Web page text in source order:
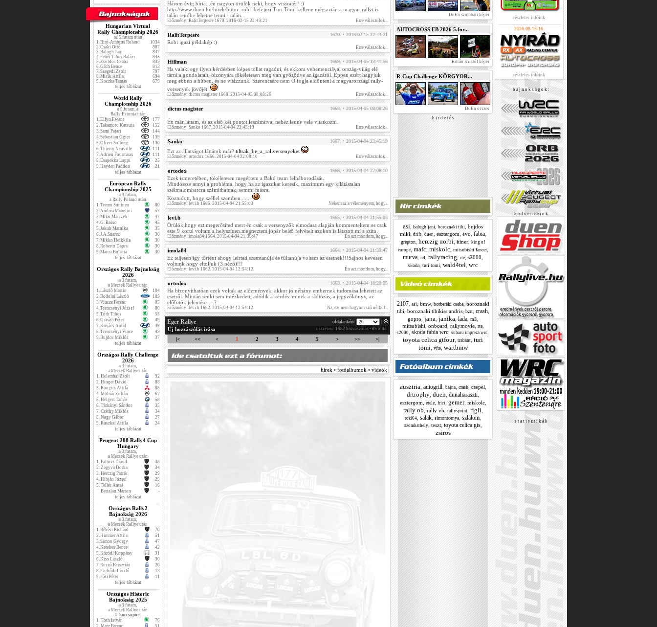
Hungarian Virtual
Rally Championship 2026
az 5.futam után
1.Biró-Ambrus Roland
1034
2.Csáki Ottó
887
3.Balogh Jani
847
4.Fehér Tibor Balázs
845
5.Zsoldos Csaba
832
6.Gách Bence
813
7.Szegedi Zsolt
797
8.Misik Attila
694
9.Koczka Tamás 679
teljes táblázat
World Rally
Championship 2026
a 9.futam, a
Rally Estonia után
1.Elfyn Ewans
177
2.Takamoto Katsuta
152
3.Sami Pajari
144
4.Sebastian Ogier
139
5.Oliver Solberg
130
6.Thierry Neuville
111
7.Adrien Fourmaux
111
8.Esapekka Lappi
25
9.Hayden Paddon 21
teljes táblázat
European Rally
Championship 2025
a 4.futam,
a Rally Poland után
1.Teemu Suninen
80
2.Andrea Mabelini
57
3.Miko Marczyk
47
4.G. Basso
45
5.Jakub Matulka
35
6.J.A.Suarez
30
7.Mikko Heikkila
30
8.Roberto Dapra
30
9.Marco Bulacia 30
teljes táblázat
Országos Rally Bajnokság
2026
a 3.futam,
a Mecsek Rallye után
1.László Martin
104
2.Bodolai László
103
3.Vincze Ferenc
85
4.Trencsényi József
80
5.Tóth Tibor
55
6.Osváth Péter
49
7.Kovács Antal
49
8.Trencsényi Vince
43
9.Bujdos Miklós 37
teljes táblázat
Országos Rally Challenge
2026
a 3.futam,
a Mecsek Rallye után
1. Helembai Zsolt
92
2. Hinger Dávid
88
3. Rongits Attila
85
4. Molnár Zoltán
62
5. Helgert Tamás
58
6. Tárkányi Sándor
35
7. Csáthy Miklós
34
8. Nagy Gábor
27
9. Ruszkai Attila 24
teljes táblázat
Peugeot 208 Rally4 Cup
Hungary
a 3.futam,
a Mecsek Rallye után
1. Faltusz Dávid
38
2. Zagyva Dorka
34
3. Herczig Patrik
29
4. Hibján József
29
5. Tellér Antal
16
Bertalan Márton
-
teljes táblázat
Országos Rally2
Bajnokság 2026
a 3.futam,
a Mecsek Rallye után
1.Békési Richárd
70
2.Himmer Attila
51
3.Simon György
47
4.Kerekes Bence
42
5.Kóródi Koppány
31
6.Kiss László
30
7.Ruszó Krisztián
20
8.Endrődi László
13
9.Fóti Péter 11
teljes táblázat
Országos Historic
Bajnokság 2025
a 3.futam,
a Mecsek Rallye után
1. korcsoport
1. Tóth István
76
2. Metz Ferenc 51
Három évig bírta...én nagyon örülök neki, hogy visszatér! :)
http://www.duen.hu/hirek/butor_robi_befejezi Turi Tomi kellene még aztán a magyar rallyt is
talán rendbe lehetne tenni - talán...
Előzmény: RalitTerpesre 1670. 2016-02-15 22:43:21 Erre válaszolok...
RalitTerpesre 1670. • 2016-02-15 22:43:21
Robi igazi példakép :)
Erre válaszolok...
Hillman 1669. • 2015-04-05 13:41:56
Ha valaki egy ilyen kérdésben képes tollat ragadni, és ekkora vehemenciával ország-világ elé
tárni a gondolatait, bizonyára tökéletesen meg van győződve az igazáról. Éppen ezért hagyjuk
meg ebben a hitben, és ne vitázzunk. Szerencsére nem Ő fogja eldönteni a magyarországi rally-
versenyek jövőjét.
Előzmény: dictus magister 1668. 2015-04-05 08:08:26 Erre válaszolok...
dictus magister 1668. • 2015-04-05 08:08:26
Én már láttam, és az első két pontot leszámítva, nehéz lenne vele vitatkozni.
Előzmény: Sanko 1667. 2015-04-04 23:45:19 Erre válaszolok...
Sanko 1667. • 2015-04-04 23:45:19
Ezt az állatságot láttátok már? tiltsak_be_a_raliversenyeket
Előzmény: ortodox 1666. 2015-04-04 22:08:10 Erre válaszolok...
ortodox 1666. • 2015-04-04 22:08:10
Ezek ismeretében, tökéletesen megértem a Bakó team felháborodását.
Mindössze annyi a probléma, hogy ha az igazukat keresik, maximum egy kilátástalan
szélmalomharcra számíthatnak, semmi másra.
Köztudott, hogy széllel szemben.......
Előzmény: levi.b 1665. 2015-04-04 21:55:03 Nekem az a véleményem, hogy...
levi.b 1665. • 2015-04-04 21:55:03
Örülök,hogy ezt megerősíted mert én csak a versenyzők elmodasa alapján kommenteltem.es csak
este 9 korul voltam a helyszínen.megneztem jópár belső felvételt azokon is látszott mi a szitu.
Előzmény: imola84 1664. 2015-04-04 21:39:47 Én azt mondom, hogy...
imola84 1664. • 2015-04-04 21:39:47
Ez teljesen így történt ahogy leírtad,szemtanúja és fültanúja voltam az esetnek!!!Sajnos kevesen
voltunk hogy eltoljuk (3 néző)!!!
Előzmény: levi.b 1662. 2015-04-04 12:54:12 Én azt mondom, hogy...
ortodox 1663. • 2015-04-04 18:20:05
Ha bizonyíthatóan ezek voltak az előzmények, akkor jó néhány embernek tudomása lehetett az
esetről. Miután senki sem intézkedett, adódik a kérdés: minek a rádiózás, a jegyzőkönyv, az
előfutók jelentése.....?
Előzmény: levi.b 1662. 2015-04-04 12:54:12 Na, ezt nem hagyom szó nélkül...
Eger Rallye oldalanként
Új hozzászólás írása összesen: 1682 hozzászólás • 85 oldal
|< << < 1 2 3 4 5 > >> >|
hírek • fotóalbumok • videók
DuEn szombati képei
AUTOCROSS EB 2026 5.for...
Kotán Kristóf képei
R-Cup Challenge KÖRGYOR...
DuEn összes
h i r d e t é s
asi balogh jani boroznaki tibi bujdos
miki
drift, duen esztergom evo fabia,
grepton herczig norbi itiner king of
europe, mafc, miskolc, mitsubishi lancer,
murva n4 rallyracing rte s2000
skoda turi tomi wald4tel wrc
2107, asi bmw, borbereki csaba, boroznaki
tibi boroznaki tibikiss andris, bzrt, crash,
gopro jana janika lada m3
mitsubishi onboard rallymovie, rte,
s2000 skoda fabia wrc subaru impreza wrc
toyota celica gtfour, trabant turi
tomi vfts, wartbmw
ausztria autogrill bajna, crash, csepel
drtrophy duen dunaharaszti
esztergom
etele, frici gemer, miskolc,
rally ob rally vb rallysprint, rigli
rozi64 salak simontornya szlalom
szombathely, teszt, toyota celica gts,
zsiros
részletes infóink
2026.08.15-16.
részletes infóink
b a j n o k s á g o k :
k e d v e n c e i n k
s t a t i s z t i k á k